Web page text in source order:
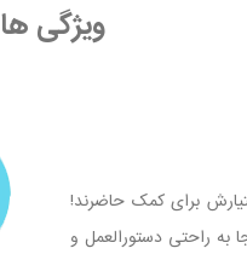
ویژگی ها
برای کمک حاضرند!
به راحتی دستورالعمل و